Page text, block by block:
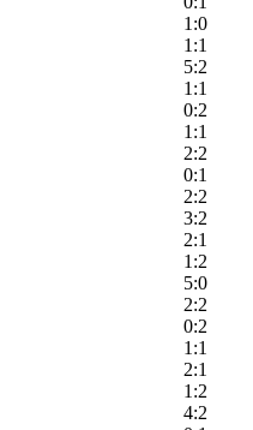
1:0
1:1
5:2
1:1
0:2
1:1
2:2
0:1
2:2
3:2
2:1
1:2
5:0
2:2
0:2
1:1
2:1
1:2
4:2